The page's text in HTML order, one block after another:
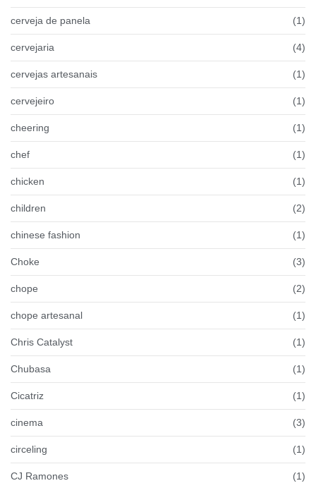
cerveja de panela (1)
cervejaria (4)
cervejas artesanais (1)
cervejeiro (1)
cheering (1)
chef (1)
chicken (1)
children (2)
chinese fashion (1)
Choke (3)
chope (2)
chope artesanal (1)
Chris Catalyst (1)
Chubasa (1)
Cicatriz (1)
cinema (3)
circeling (1)
CJ Ramones (1)